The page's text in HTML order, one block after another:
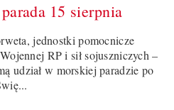
15 sierpnia
jednostki pomocnicze
RP i sił sojuszniczych –
udział w morskiej paradzie po